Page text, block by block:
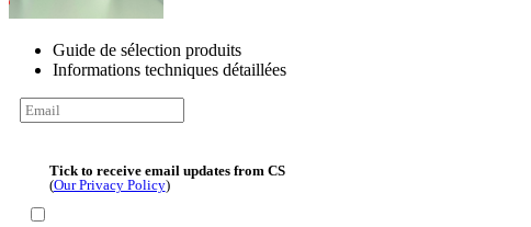
Guide de sélection produits
Informations techniques détaillées
Tick to receive email updates from CS
(Our Privacy Policy)